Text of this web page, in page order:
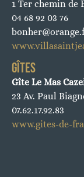
1 Ter chemin de
04 68 92 03 76
GÎTES
Gîte Le Mas
23 Av. Paul
07.62.17.92.83
www.gites-de-